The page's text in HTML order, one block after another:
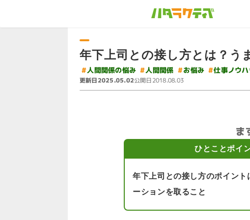
年下上司との接し方とは？う
#人間関係の悩み #人間関係 #お悩み #仕事ノウ
更新日2025.05.02公開日2018.08.03
ま
ひとことポイ
年下上司との接し方のポイン
ーションを取ること